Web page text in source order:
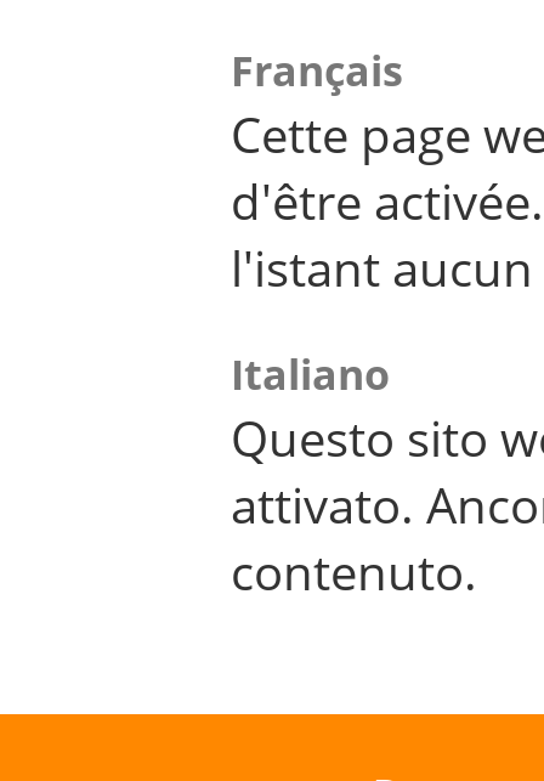
Français
Cette page
d'être
l'istant
Italiano
Questo sito
attivato.
contenuto.